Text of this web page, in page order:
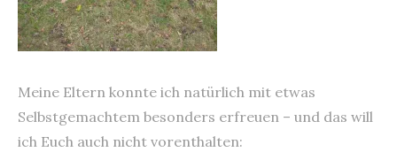
Meine Eltern konnte ich natürlich mit etwas
Selbstgemachtem besonders erfreuen – und das will
ich Euch auch nicht vorenthalten: